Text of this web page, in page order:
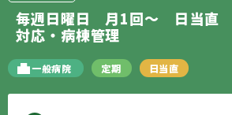
定期非常勤の求人
毎週日曜日 月1回～ 日当直
対応・病棟管理
一般病院 定期 日当直